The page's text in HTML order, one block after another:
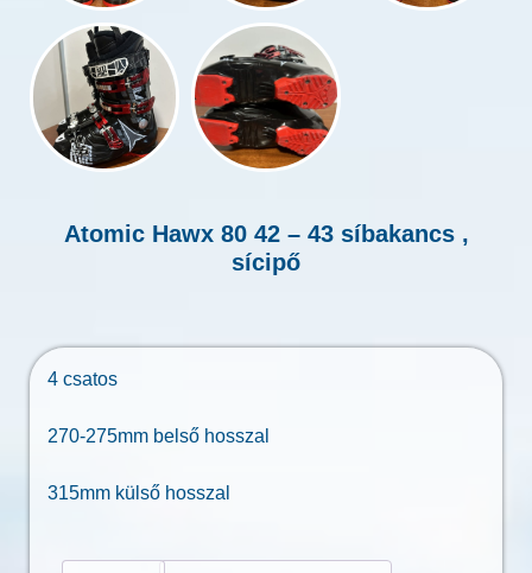
Atomic Hawx 80 42 – 43 síbakancs ,
sícipő
4 csatos
270-275mm belső hosszal
315mm külső hosszal